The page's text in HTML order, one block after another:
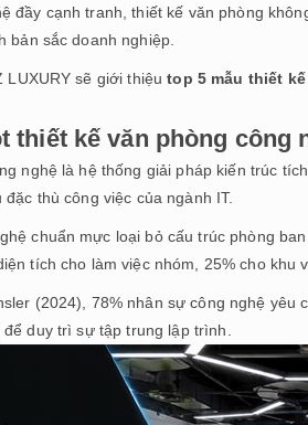
đầy cạnh tranh, thiết kế văn phòng
bản sắc doanh nghiệp.
LUXURY sẽ giới thiệutop 5 mẫu thiết
thiết kế văn phòng công
nghệ là hệ thống giải pháp kiến trúc
thù công việc của ngành IT.
chuẩn mực loại bỏ cấu trúc phòng
tích cho làm việc nhóm, 25% cho khu
(2024), 78% nhân sự công nghệ
duy trì sự tập trung lập trình.